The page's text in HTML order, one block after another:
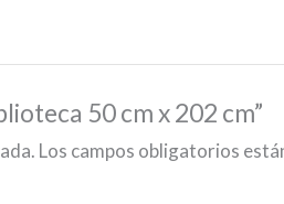
50 cm x 202 cm”
Los campos obligatorios